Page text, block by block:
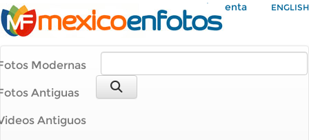
Mi Cuenta ENGLISH
Modernas
Antiguas
Antiguos